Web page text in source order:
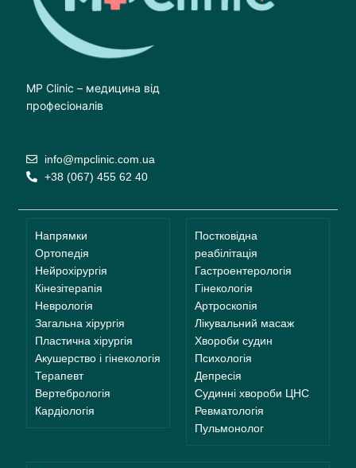
MP Clinic – медицина від
професіоналів
info@mpclinic.com.ua
+38 (067) 455 62 40
Напрямки
Ортопедія
Нейрохірургія
Кінезітерапія
Неврологія
Загальна хірургія
Пластична хірургія
Акушерство і гінекологія
Терапевт
Вертебрологія
Кардіологія
Постковідна
реабілітація
Гастроентерологія
Гінекологія
Артроскопія
Лікувальний масаж
Хвороби судин
Психологія
Депресія
Судинні хвороби ЦНС
Ревматологія
Пульмонолог